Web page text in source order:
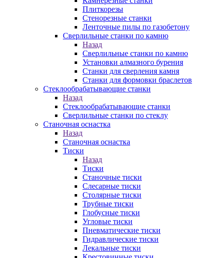
Плиткорезы
Стенорезные станки
Ленточные пилы по газобетону
Сверлильные станки по камню
Назад
Сверлильные станки по камню
Установки алмазного бурения
Станки для сверления камня
Станки для формовки браслетов
Стеклообрабатывающие станки
Назад
Стеклообрабатывающие станки
Сверлильные станки по стеклу
Станочная оснастка
Назад
Станочная оснастка
Тиски
Назад
Тиски
Станочные тиски
Слесарные тиски
Столярные тиски
Трубные тиски
Глобусные тиски
Угловые тиски
Пневматические тиски
Гидравлические тиски
Лекальные тиски